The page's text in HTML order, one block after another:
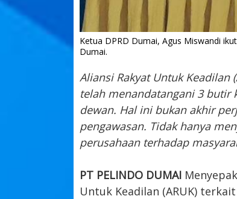
Ketua DPRD Dumai, Agus Miswandi
Dumai.
Aliansi Rakyat Untuk Keadilan
telah menandatangani 3 butir
dewan. Hal ini bukan akhir
pengawasan. Tidak hanya
perusahaan terhadap
PT PELINDO DUMAI
Untuk Keadilan (ARUK)